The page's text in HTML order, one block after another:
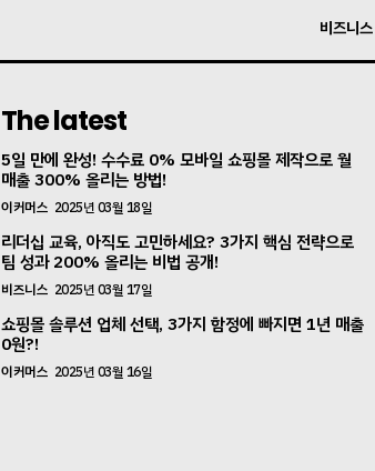
비즈니스
The latest
5일 만에 완성! 수수료 0% 모바일 쇼핑몰 제작으로 월
매출 300% 올리는 방법!
이커머스 2025년 03월 18일
리더십 교육, 아직도 고민하세요? 3가지 핵심 전략으로
팀 성과 200% 올리는 비법 공개!
비즈니스 2025년 03월 17일
쇼핑몰 솔루션 업체 선택, 3가지 함정에 빠지면 1년 매출
0원?!
이커머스 2025년 03월 16일